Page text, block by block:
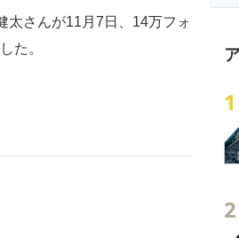
さんが11月7日、14万フォ
た。
1
2